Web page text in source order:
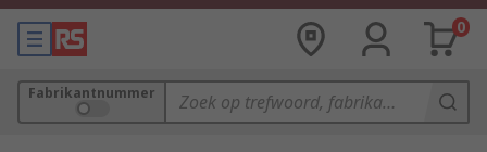
0
Fabrikantnummer